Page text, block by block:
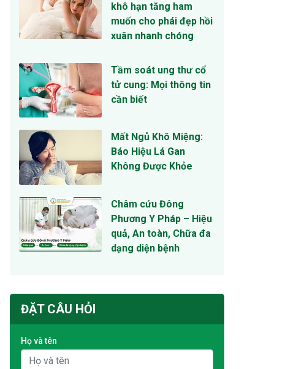
khô hạn tăng ham
muốn cho phái đẹp hồi
xuân nhanh chóng
Tầm soát ung thư cổ
tử cung: Mọi thông tin
cần biết
Mất Ngủ Khô Miệng:
Báo Hiệu Lá Gan
Không Được Khỏe
Châm cứu Đông
Phương Y Pháp – Hiệu
quả, An toàn, Chữa đa
dạng diện bệnh
ĐẶT CÂU HỎI
Họ và tên